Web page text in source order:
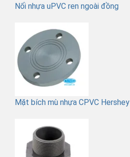
Nối nhựa uPVC ren ngoài đồng
Mặt bích mù nhựa CPVC Hershey